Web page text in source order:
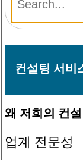
컨설팅 서비
왜 저희의 컨
업계 전문성